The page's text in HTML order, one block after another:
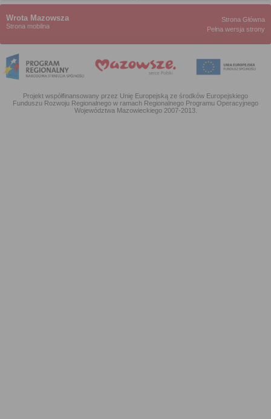
Wrota Mazowsza
Strona mobilna
Strona Główna
Pełna wersja strony
Projekt współfinansowany przez Unię Europejską ze środków Europejskiego
Funduszu Rozwoju Regionalnego w ramach Regionalnego Programu Operacyjnego
Województwa Mazowieckiego 2007-2013.